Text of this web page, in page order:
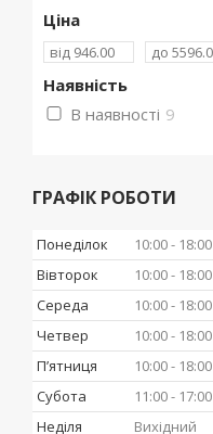
Ціна
Наявність
В наявності 9
ГРАФІК РОБОТИ
Понеділок 10:00
18:00
Вівторок
10:00
18:00
Середа
10:00
18:00
Четвер
10:00
18:00
Пʼятниця
10:00
18:00
Субота
11:00
17:00
Неділя
Вихідний